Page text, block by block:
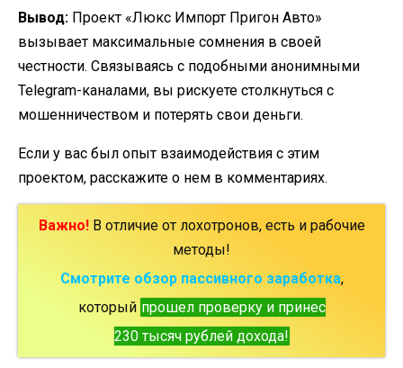
Вывод: Проект «Люкс Импорт Пригон Авто»
вызывает максимальные сомнения в своей
честности. Связываясь с подобными анонимными
Telegram-каналами, вы рискуете столкнуться с
мошенничеством и потерять свои деньги.
Если у вас был опыт взаимодействия с этим
проектом, расскажите о нем в комментариях.
Важно!В отличие от лохотронов, есть и рабочие
методы!
Смотрите обзор пассивного заработка,
который прошел проверку и принес
230 тысяч рублей дохода!